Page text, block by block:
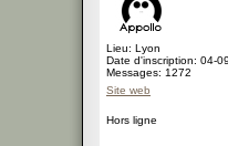
Lieu: Lyon
Date d'inscription: 04-
Messages: 1272
Site web
Hors ligne